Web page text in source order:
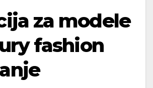
za modele
fashion